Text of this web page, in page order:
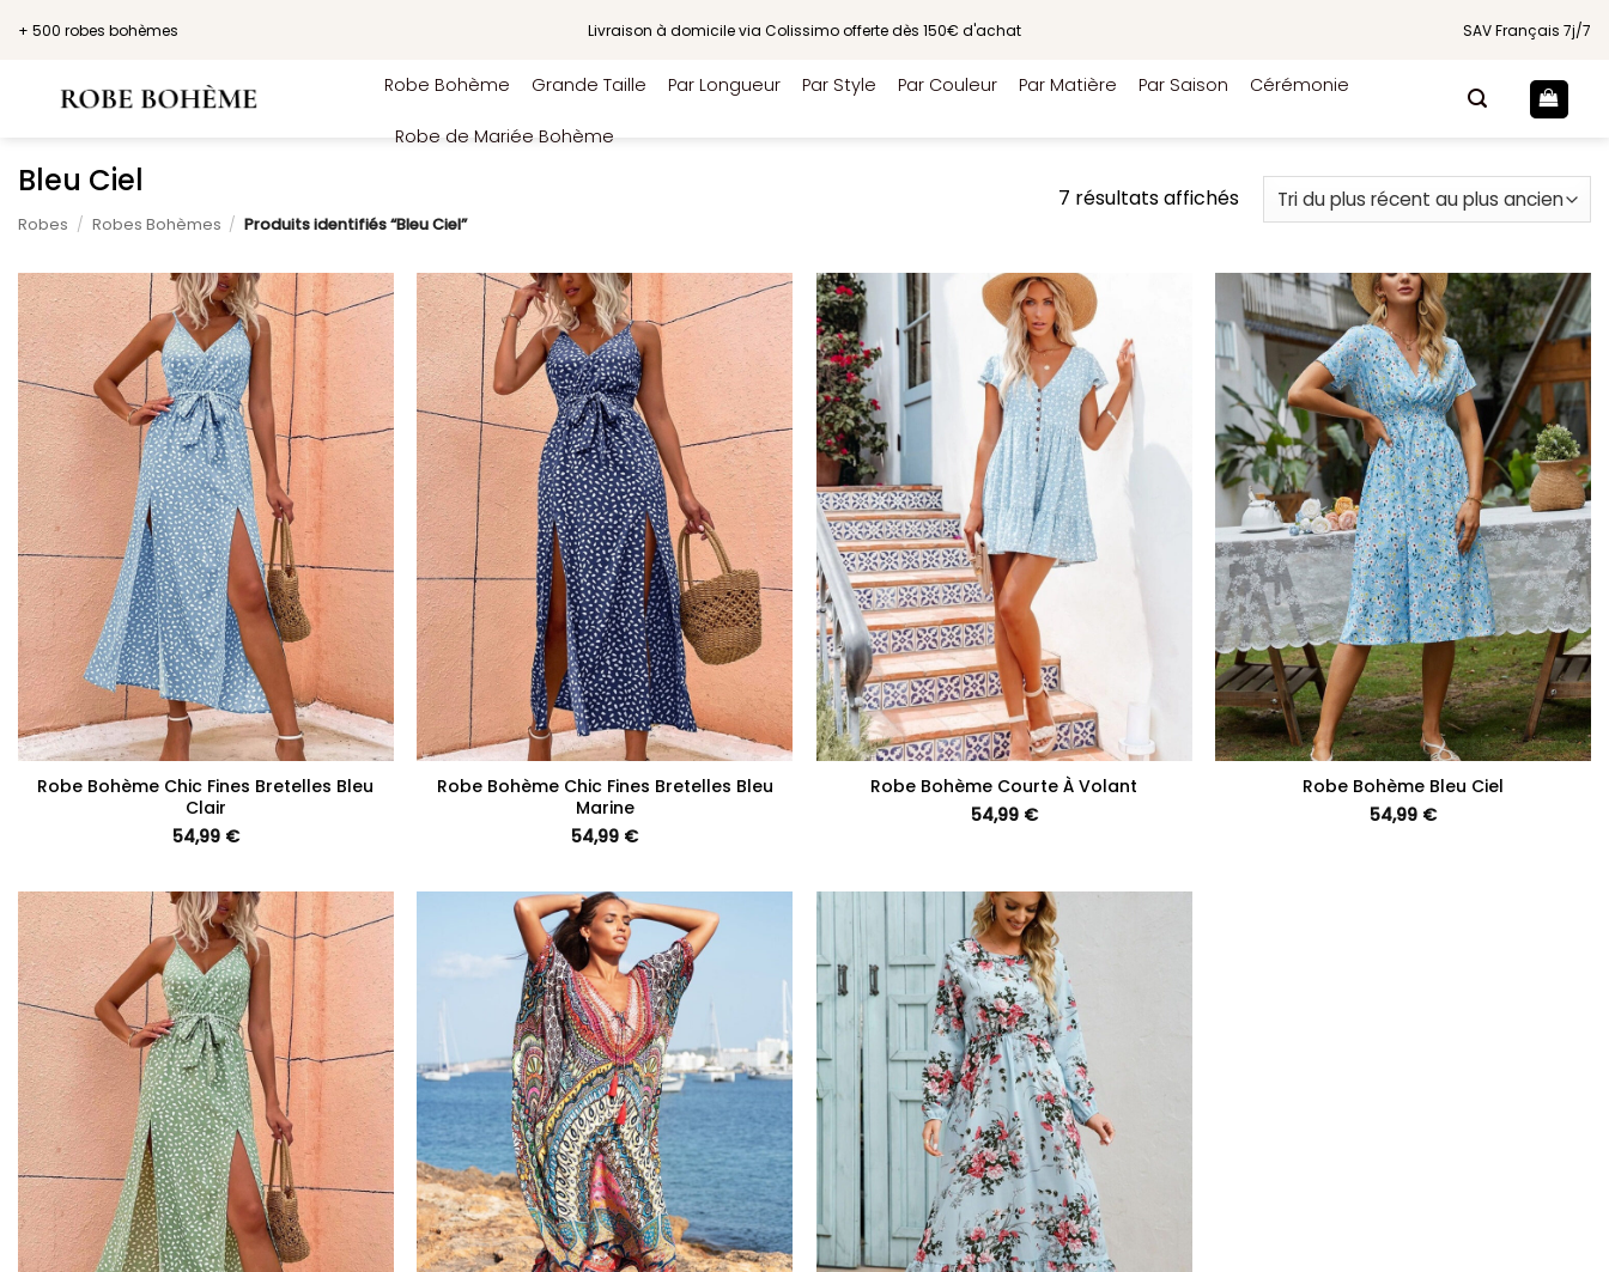
+ 500 robes bohèmes Livraison à domicile via Colissimo offerte dès 150€ d'achat SAV Français 7j/7
Robe Bohème Grande Taille Par Longueur Par Style Par Couleur Par Matière Par Saison Cérémonie
Robe de Mariée Bohème
Bleu Ciel
Robes / Robes Bohèmes / Produits identifiés “Bleu Ciel”
7 résultats affichésTrié
récent
au
plus
ancien
+
Robe Bohème Chic Fines Bretelles Bleu
Clair
54,99 €
Robe Bohème Chic Fines Bretelles Bleu
Marine
54,99 €
+
Robe Bohème Courte À Volant
54,99 €
+
Robe Bohème Bleu Ciel
54,99 €